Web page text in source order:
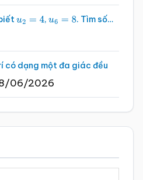
u2 =4 , u6 =8 . Tìm số…
có dạng một đa giác đều
06/2026